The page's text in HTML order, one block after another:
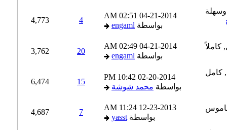
04-21-2014
02:51 AM
بواسطةengaml
4,773
04-21-2014
02:49 AM
بواسطةengaml
20
3,762
02-20-2014
10:42 PM
بواسطةمحمد شوشة
15
6,474
12-23-2013
11:24 AM
بواسطةyasst
4,687